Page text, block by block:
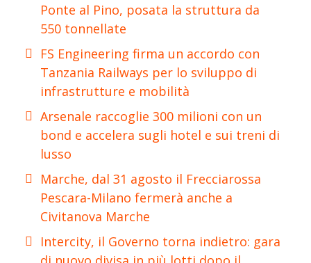
Ponte al Pino, posata la struttura da
550 tonnellate
FS Engineering firma un accordo con
Tanzania Railways per lo sviluppo di
infrastrutture e mobilità
Arsenale raccoglie 300 milioni con un
bond e accelera sugli hotel e sui treni di
lusso
Marche, dal 31 agosto il Frecciarossa
Pescara-Milano fermerà anche a
Civitanova Marche
Intercity, il Governo torna indietro: gara